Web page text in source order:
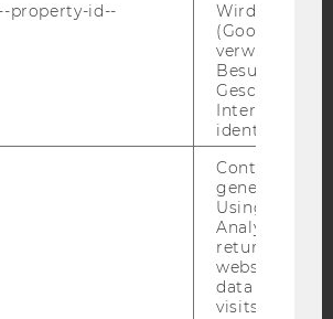
Blog
Bluesky
WEBSEITE
property-id--
Wird von
(Google Tag
verwendet,
Besucher
Geschlecht
Interessen zu
identifizieren.
Contains a
generated
Using this
Analytics can
returning
website and
data from
visits.